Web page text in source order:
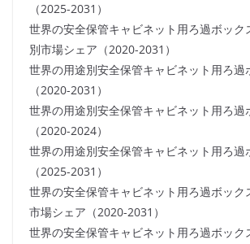
（2025-2031）
世界の安全保管キャビネット用ろ過ボック
別市場シェア（2020-2031）
世界の用途別安全保管キャビネット用ろ過
（2020-2031）
世界の用途別安全保管キャビネット用ろ過
（2020-2024）
世界の用途別安全保管キャビネット用ろ過
（2025-2031）
世界の安全保管キャビネット用ろ過ボック
市場シェア（2020-2031）
世界の安全保管キャビネット用ろ過ボック